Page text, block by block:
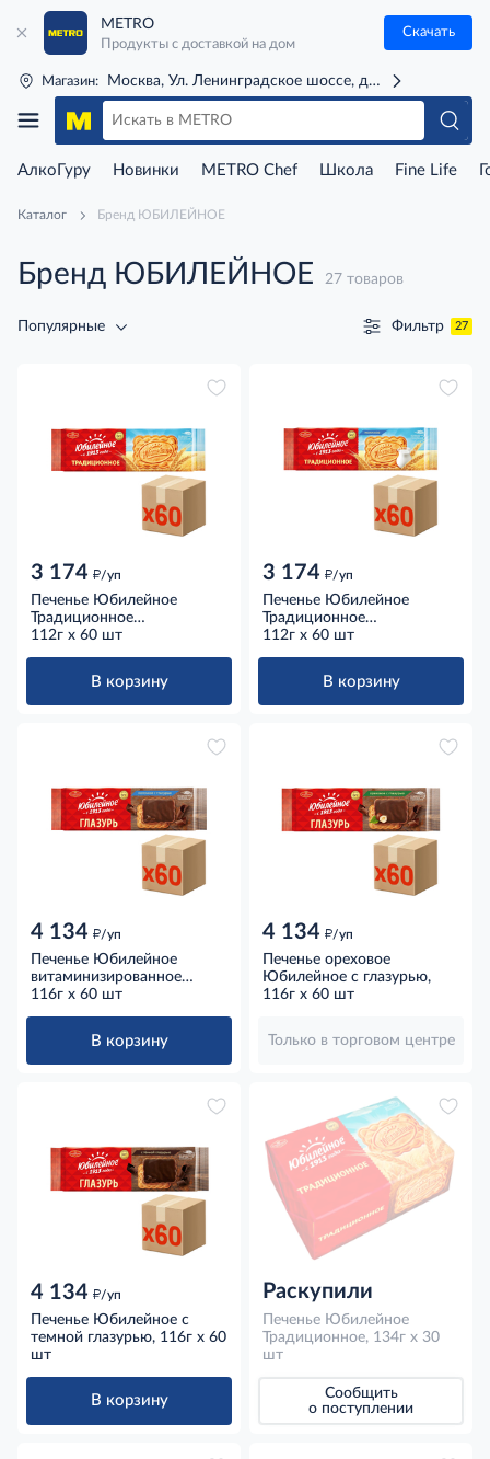
METRO
Продукты с доставкой на дом
Скачать
Магазин: Москва, Ул. Ленинградское шоссе, д. 71Г (м. Речной
АлкоГуру Новинки METRO Chef Школа Fine Life
Каталог Бренд ЮБИЛЕЙНОЕ
Бренд ЮБИЛЕЙНОЕ 27 товаров
Популярные Фильтр 27
3 174 д/уп
Печенье Юбилейное
Традиционное
витаминизированное, 112г
112г x 60 шт
В корзину
3 174 д/уп
Печенье Юбилейное
Традиционное
витаминизированное
112г x 60 шт
В корзину
4 134 д/уп
Печенье Юбилейное
витаминизированное
молочное с глазурью, 116г
116г x 60 шт
В корзину
4 134 д/уп
Печенье ореховое
Юбилейное с глазурью,
116г x 60 шт
Только в торговом центре
4 134 д/уп
Печенье Юбилейное с
темной глазурью, 116г x 60
шт
В корзину
Раскупили
Печенье Юбилейное
Традиционное, 134г x 30
шт
Сообщить
о поступлении